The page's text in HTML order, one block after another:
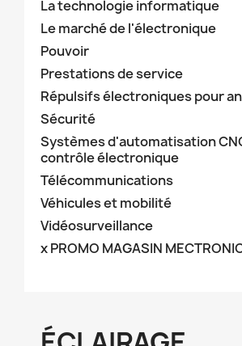
La technologie informatique
Le marché de l'électronique
Pouvoir
Prestations de service
Répulsifs électroniques pour
Sécurité
Systèmes d'automatisation
contrôle électronique
Télécommunications
Véhicules et mobilité
Vidéosurveillance
x PROMO MAGASIN